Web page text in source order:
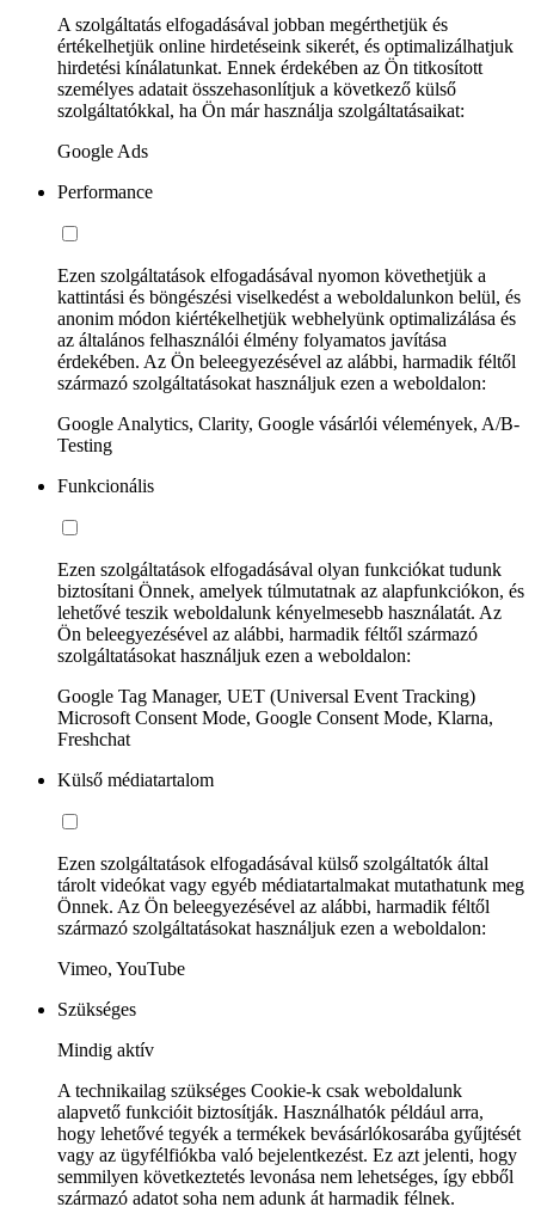
A szolgáltatás elfogadásával jobban megérthetjük és
értékelhetjük online hirdetéseink sikerét, és optimalizálhatjuk
hirdetési kínálatunkat. Ennek érdekében az Ön titkosított
személyes adatait összehasonlítjuk a következő külső
szolgáltatókkal, ha Ön már használja szolgáltatásaikat:
Google Ads
Performance
Ezen szolgáltatások elfogadásával nyomon követhetjük a
kattintási és böngészési viselkedést a weboldalunkon belül, és
anonim módon kiértékelhetjük webhelyünk optimalizálása és
az általános felhasználói élmény folyamatos javítása
érdekében. Az Ön beleegyezésével az alábbi, harmadik féltől
származó szolgáltatásokat használjuk ezen a weboldalon:
Google Analytics, Clarity, Google vásárlói vélemények, A/B-
Testing
Funkcionális
Ezen szolgáltatások elfogadásával olyan funkciókat tudunk
biztosítani Önnek, amelyek túlmutatnak az alapfunkciókon, és
lehetővé teszik weboldalunk kényelmesebb használatát. Az
Ön beleegyezésével az alábbi, harmadik féltől származó
szolgáltatásokat használjuk ezen a weboldalon:
Google Tag Manager, UET (Universal Event Tracking)
Microsoft Consent Mode, Google Consent Mode, Klarna,
Freshchat
Külső médiatartalom
Ezen szolgáltatások elfogadásával külső szolgáltatók által
tárolt videókat vagy egyéb médiatartalmakat mutathatunk meg
Önnek. Az Ön beleegyezésével az alábbi, harmadik féltől
származó szolgáltatásokat használjuk ezen a weboldalon:
Vimeo, YouTube
Szükséges
Mindig aktív
A technikailag szükséges Cookie-k csak weboldalunk
alapvető funkcióit biztosítják. Használhatók például arra,
hogy lehetővé tegyék a termékek bevásárlókosarába gyűjtését
vagy az ügyfélfiókba való bejelentkezést. Ez azt jelenti, hogy
semmilyen következtetés levonása nem lehetséges, így ebből
származó adatot soha nem adunk át harmadik félnek.